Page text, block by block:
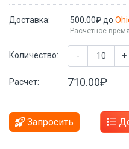
Доставка: 500.00₽ до
Расчетное
Количество: - +
Расчет: 710.00₽
Запросить